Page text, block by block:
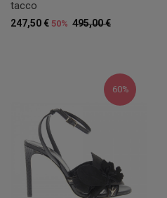
tacco
495,00 €
247,50 € 50%
60%